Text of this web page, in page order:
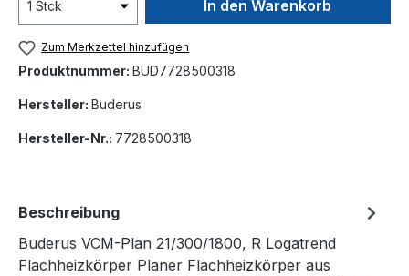
In den Warenkorb
Zum Merkzettel hinzufügen
Produktnummer: BUD7728500318
Hersteller: Buderus
Hersteller-Nr.: 7728500318
Beschreibung
Buderus VCM-Plan 21/300/1800, R Logatrend
Flachheizkörper Planer Flachheizkörper aus